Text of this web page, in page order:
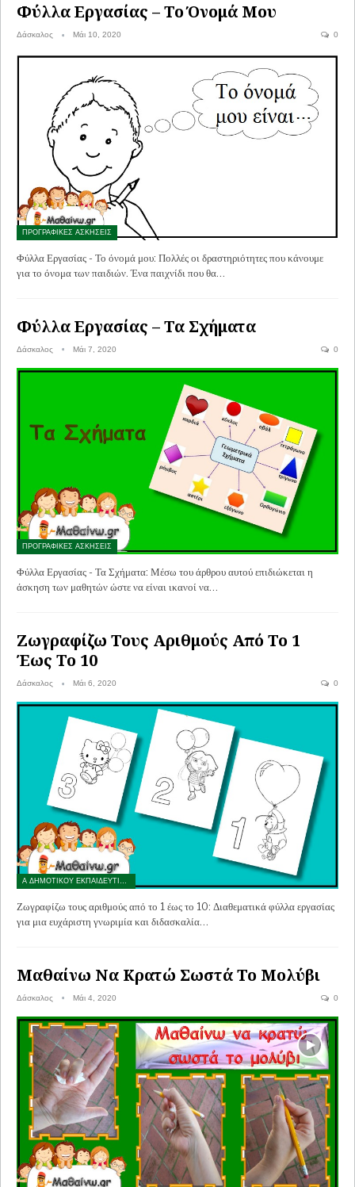
Φύλλα Εργασίας – Το Όνομά Μου
Δάσκαλος Μάι 10, 2020 0
ΠΡΟΓΡΑΦΙΚΕΣ ΑΣΚΗΣΕΙΣ
Φύλλα Εργασίας - Το όνομά μου: Πολλές οι δραστηριότητες που κάνουμε
για το όνομα των παιδιών. Ένα παιχνίδι που θα…
Φύλλα Εργασίας – Τα Σχήματα
Δάσκαλος Μάι 7, 2020 0
ΠΡΟΓΡΑΦΙΚΕΣ ΑΣΚΗΣΕΙΣ
Φύλλα Εργασίας - Τα Σχήματα: Μέσω του άρθρου αυτού επιδιώκεται η
άσκηση των μαθητών ώστε να είναι ικανοί να…
Ζωγραφίζω Τους Αριθμούς Από Το 1
Έως Το 10
Δάσκαλος Μάι 6, 2020 0
Ζωγραφίζω τους αριθμούς από το 1 έως το 10: Διαθεματικά φύλλα εργασίας
για μια ευχάριστη γνωριμία και διδασκαλία…
Μαθαίνω Να Κρατώ Σωστά Το Μολύβι
Δάσκαλος Μάι 4, 2020 0